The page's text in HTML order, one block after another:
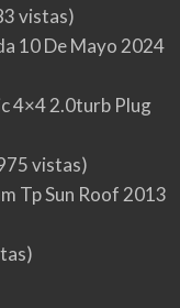
vistas)
10 De Mayo 2024
4×4 2.0turb Plug
vistas)
Tp Sun Roof 2013